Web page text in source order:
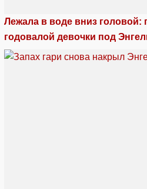
Лежала в воде вниз головой:
годовалой девочки под